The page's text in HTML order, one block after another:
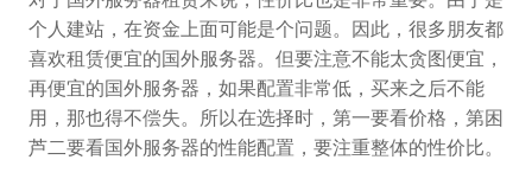
个人建站，在资金上面可能是个问题。因此，很多朋友都
喜欢租赁便宜的国外服务器。但要注意不能太贪图便宜，
再便宜的国外服务器，如果配置非常低，买来之后不能
用，那也得不偿失。所以在选择时，第一要看价格，第困
芦二要看国外服务器的性能配置，要注重整体的性价比。